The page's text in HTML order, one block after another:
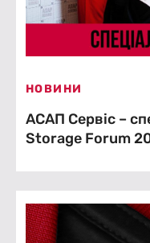
НОВИНИ
АСАП Сервіс –
Storage Forum